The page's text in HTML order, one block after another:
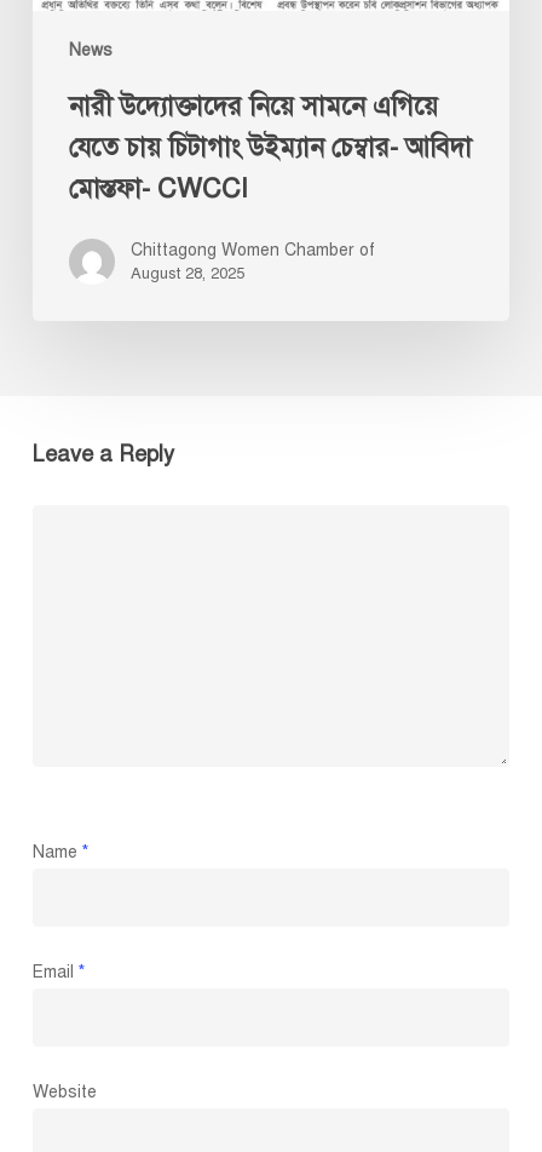
News
মোস্তফা-
নারী উদ্যোক্তাদের নিয়ে সামনে এগিয়ে
যেতে চায় চিটাগাং উইম্যান চেম্বার- আবিদা
মোস্তফা- CWCCI
Chittagong Women Chamber of
August 28, 2025
Leave a Reply
Name *
Email *
Website